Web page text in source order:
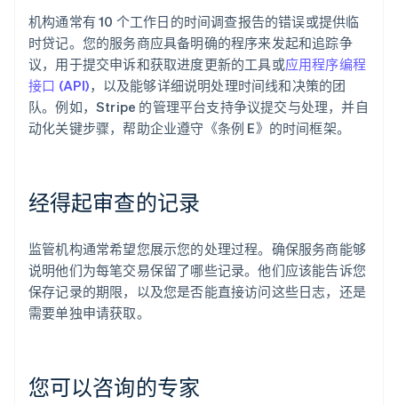
机构通常有 10 个工作日的时间调查报告的错误或提供临
时贷记。您的服务商应具备明确的程序来发起和追踪争
议，用于提交申诉和获取进度更新的工具或应用程序编程
接口 (API)，以及能够详细说明处理时间线和决策的团
队。例如，Stripe 的管理平台支持争议提交与处理，并自
动化关键步骤，帮助企业遵守《条例 E》的时间框架。
经得起审查的记录
监管机构通常希望您展示您的处理过程。确保服务商能够
说明他们为每笔交易保留了哪些记录。他们应该能告诉您
保存记录的期限，以及您是否能直接访问这些日志，还是
需要单独申请获取。
您可以咨询的专家